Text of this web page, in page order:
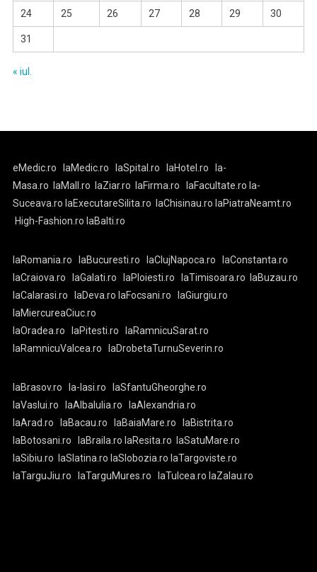
24 25 26 27 28 29 30
31
« iul.
eMedic.ro laMedic.ro laSpital.ro laHotel.ro
la-
Masa.ro
laMall.ro laZiar.ro laFirma.ro laFacultate.ro la-
Suceava.ro laExecutareSilita.ro laChisinau.ro laPiatraNeamt.ro
High-Fashion.ro laBalti.ro
laRomania.ro laBucuresti.ro laClujNapoca.ro
laConstanta.ro
laCraiova.ro
laGalati.ro laPloiesti.ro laTimisoara.ro
laBuzau.ro
laCalarasi.ro
laDeva.ro laFocsani.ro
laGiurgiu.ro
laMiercureaCiuc.ro
laOradea.ro
laPitesti.ro
laRamnicuSarat.ro
laRamnicuValcea.ro
laDrobetaTurnuSeverin.ro
laBrasov.ro la-Iasi.ro
laSfantuGheorghe.ro
laVaslui.ro
laAlbaIulia.ro
laAlexandria.ro
laArad.ro
laBacau.ro laBaiaMare.ro
laBistrita.ro
laBotosani.ro
laBraila.ro laResita.ro
laSatuMare.ro
laSibiu.ro
laSlatina.ro laSlobozia.ro laTargoviste.ro
laTarguJiu.ro
laTarguMures.ro laTulcea.ro laZalau.ro